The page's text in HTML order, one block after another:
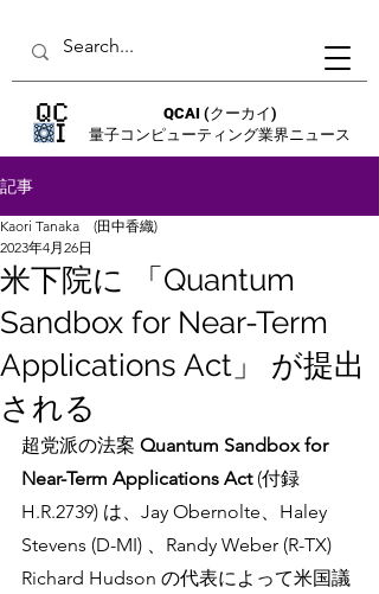
QCAI (クーカイ)
量子コンピューティング業界ニュース
記事
米下院に 「Quantum
Sandbox for Near-Term
Applications Act」 が提出
される
Kaori Tanaka (田中香織)
2023年4月26日
超党派の法案 Quantum Sandbox for
Near-Term Applications Act (付録
H.R.2739) は、Jay Obernolte、Haley
Stevens (D-MI) 、Randy Weber (R-TX)
Richard Hudson の代表によって米国議